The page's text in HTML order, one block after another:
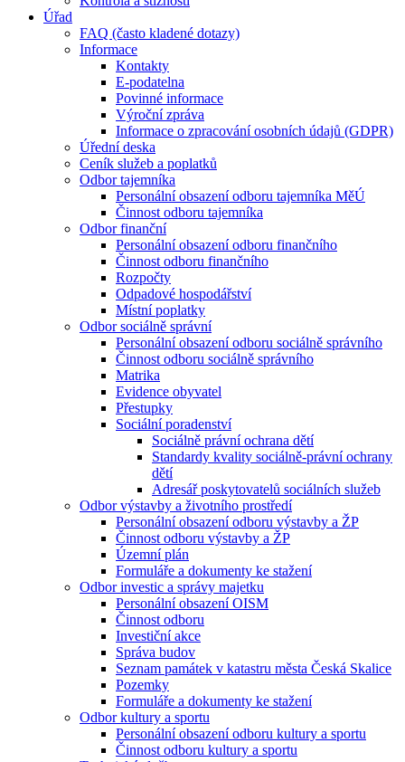
Úřad
FAQ (často kladené dotazy)
Informace
Kontakty
E-podatelna
Povinné informace
Výroční zpráva
Informace o zpracování osobních údajů (GDPR)
Úřední deska
Ceník služeb a poplatků
Odbor tajemníka
Personální obsazení odboru tajemníka MěÚ
Činnost odboru tajemníka
Odbor finanční
Personální obsazení odboru finančního
Činnost odboru finančního
Rozpočty
Odpadové hospodářství
Místní poplatky
Odbor sociálně správní
Personální obsazení odboru sociálně správního
Činnost odboru sociálně správního
Matrika
Evidence obyvatel
Přestupky
Sociální poradenství
Sociálně právní ochrana dětí
Standardy kvality sociálně-právní ochrany
dětí
Adresář poskytovatelů sociálních služeb
Odbor výstavby a životního prostředí
Personální obsazení odboru výstavby a ŽP
Činnost odboru výstavby a ŽP
Územní plán
Formuláře a dokumenty ke stažení
Odbor investic a správy majetku
Personální obsazení OISM
Činnost odboru
Investiční akce
Správa budov
Seznam památek v katastru města Česká Skalice
Pozemky
Formuláře a dokumenty ke stažení
Odbor kultury a sportu
Personální obsazení odboru kultury a sportu
Činnost odboru kultury a sportu